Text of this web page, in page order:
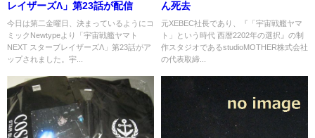
レイザーズΛ」第23話が配信
今日は第二金曜日、決まっているようにコ
ミックNewtypeより「宇宙戦艦ヤマト
NEXT スターブレイザーズΛ」第23話がア
ップされました。宇...
ん死去
元XEBEC社長であり、『「宇宙戦艦ヤマ
ト」という時代 西暦2202年の選択』の制
作スタジオであるstudioMOTHER株式会社
の代表取締...